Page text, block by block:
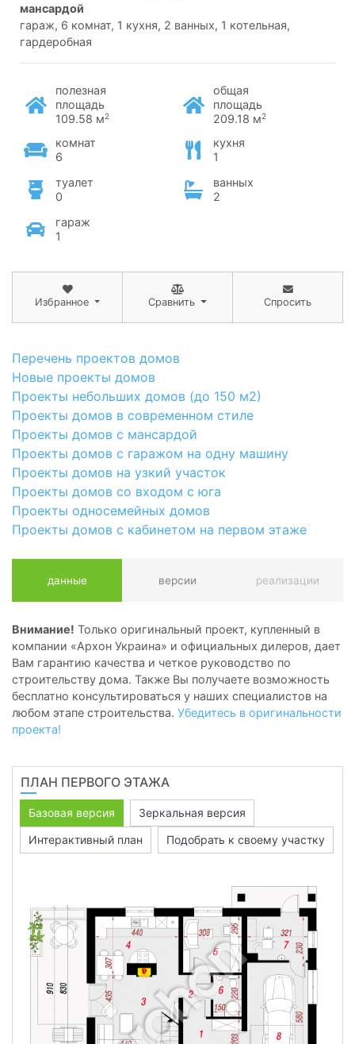
мансардой
гараж, 6 комнат, 1 кухня, 2 ванных, 1 котельная,
гардеробная
полезная
площадь
109.58 м2
общая
площадь
209.18 м2
комнат
6
кухня
1
туалет
0
ванных
2
гараж
1
Избранное Сравнить Спросить
Перечень проектов домов
Новые проекты домов
Проекты небольших домов (до 150 м2)
Проекты домов в современном стиле
Проекты домов с мансардой
Проекты домов с гаражом на одну машину
Проекты домов на узкий участок
Проекты домов со входом с юга
Проекты односемейных домов
Проекты домов с кабинетом на первом этаже
данные версии реализации
Внимание! Только оригинальный проект, купленный в
компании «Архон Украина» и официальных дилеров, дает
Вам гарантию качества и четкое руководство по
строительству дома. Также Вы получаете возможность
бесплатно консультироваться у наших специалистов на
любом этапе строительства. Убедитесь в оригинальности
проекта!
ПЛАН ПЕРВОГО ЭТАЖА
Базовая версия
Зеркальная версия
Интерактивный план
Подобрать к своему участку